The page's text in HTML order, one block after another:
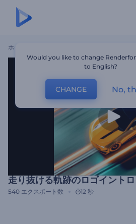
ホーム
走り抜ける軌跡のロゴイントロ
540 エクスポート数 12 秒
Would you like to change
to English?
CHANGE No,